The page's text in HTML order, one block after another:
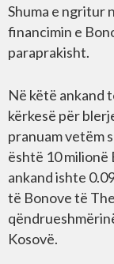
Shuma e ngritur
financimin e
paraprakisht.
Në këtë ankand
kërkesë për
pranuam vetëm
është 10
ankand ishte
të Bonove të
Kosovë.